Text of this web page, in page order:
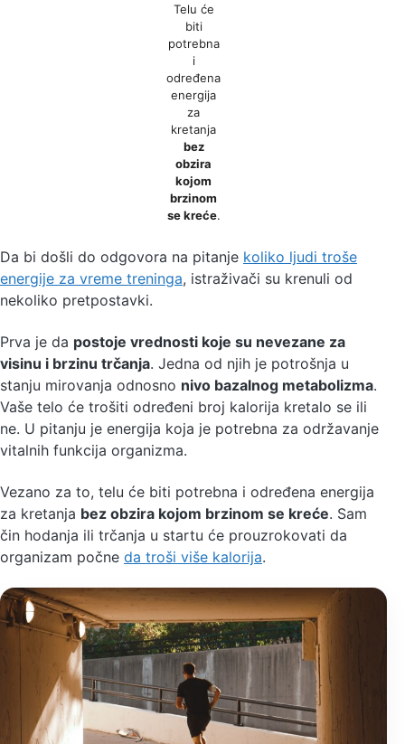
Telu će
biti
potrebna
i
određena
energija
za
kretanja
bez
obzira
kojom
brzinom
se kreće.
Da bi došli do odgovora na pitanje koliko ljudi troše
energije za vreme treninga, istraživači su krenuli od
nekoliko pretpostavki.
Prva je da postoje vrednosti koje su nevezane za
visinu i brzinu trčanja. Jedna od njih je potrošnja u
stanju mirovanja odnosno nivo bazalnog metabolizma.
Vaše telo će trošiti određeni broj kalorija kretalo se ili
ne. U pitanju je energija koja je potrebna za održavanje
vitalnih funkcija organizma.
Vezano za to, telu će biti potrebna i određena energija
za kretanja bez obzira kojom brzinom se kreće. Sam
čin hodanja ili trčanja u startu će prouzrokovati da
organizam počne da troši više kalorija.